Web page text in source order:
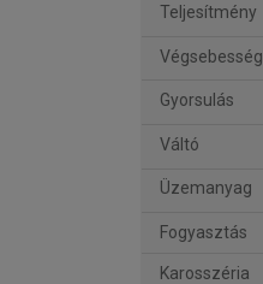
Teljesítmény
Végsebesség
Gyorsulás
Váltó
Üzemanyag
Fogyasztás
Karosszéria